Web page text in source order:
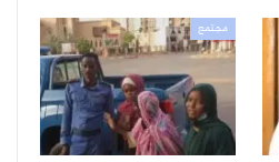
مجتمع